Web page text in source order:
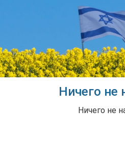
Ничего не
Ничего не